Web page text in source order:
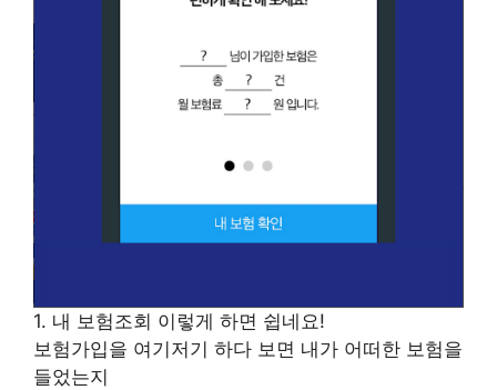
1. 내 보험조회 이렇게 하면 쉽네요!
보험가입을 여기저기 하다 보면 내가 어떠한 보험을
들었는지